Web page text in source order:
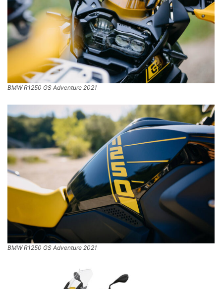
BMW R1250 GS Adventure 2021
BMW R1250 GS Adventure 2021